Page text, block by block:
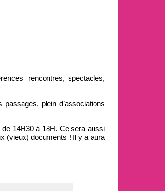
rencontres, spectacles,
plein d’associations
14H30 à 18H. Ce sera aussi
(vieux) documents ! Il y a aura